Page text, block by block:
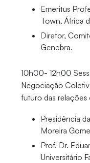
Emeritus
Town, África
Diretor,
Genebra.
10h00- 12h00
Negociação
futuro das relações
Presidência
Moreira
Prof. Dr.
Universitário